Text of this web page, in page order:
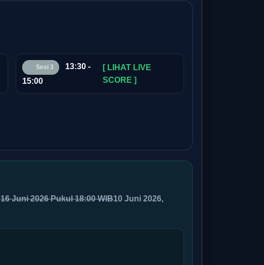
Sesi 3
13:30 -
15:00
[ LIHAT LIVE
SCORE ]
16 Juni 2026 Pukul 18:00 WIB10 Juni 2026,